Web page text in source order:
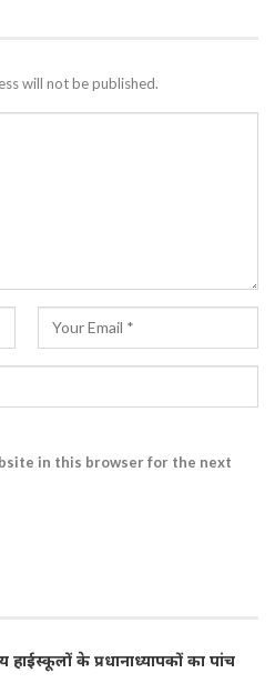
will not be published.
in this browser for the next
हाईस्कूलों के प्रधानाध्यापकों का पांच